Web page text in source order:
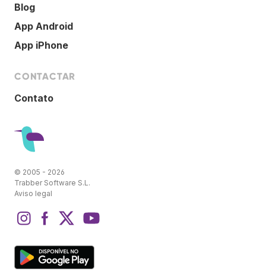
Blog
App Android
App iPhone
CONTACTAR
Contato
© 2005 - 2026
Trabber Software S.L.
Aviso legal